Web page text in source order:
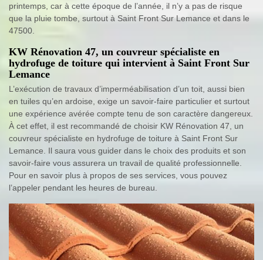
printemps, car à cette époque de l’année, il n’y a pas de risque
que la pluie tombe, surtout à Saint Front Sur Lemance et dans le
47500.
KW Rénovation 47, un couvreur spécialiste en
hydrofuge de toiture qui intervient à Saint Front Sur
Lemance
L’exécution de travaux d’imperméabilisation d’un toit, aussi bien
en tuiles qu’en ardoise, exige un savoir-faire particulier et surtout
une expérience avérée compte tenu de son caractère dangereux.
À cet effet, il est recommandé de choisir KW Rénovation 47, un
couvreur spécialiste en hydrofuge de toiture à Saint Front Sur
Lemance. Il saura vous guider dans le choix des produits et son
savoir-faire vous assurera un travail de qualité professionnelle.
Pour en savoir plus à propos de ses services, vous pouvez
l’appeler pendant les heures de bureau.